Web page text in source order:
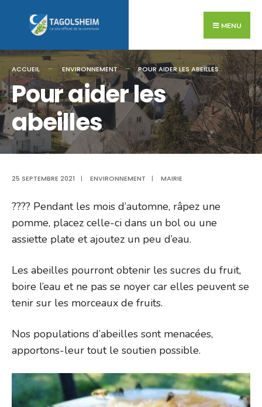
MENU
ACCUEIL ENVIRONNEMENT POUR AIDER LES ABEILLES
Pour aider les
abeilles
25 SEPTEMBRE 2021 | ENVIRONNEMENT | MAIRIE
???? Pendant les mois d’automne, râpez une
pomme, placez celle-ci dans un bol ou une
assiette plate et ajoutez un peu d’eau.
Les abeilles pourront obtenir les sucres du fruit,
boire l’eau et ne pas se noyer car elles peuvent se
tenir sur les morceaux de fruits.
Nos populations d’abeilles sont menacées,
apportons-leur tout le soutien possible.
for: